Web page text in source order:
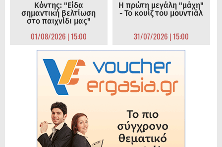
Κόντης: "Είδα
σημαντική βελτίωση
στο παιχνίδι μας"
01/08/2026 | 15:00
Η πρώτη μεγάλη "μάχη"
- Το κουίζ του μουντιάλ
31/07/2026 | 15:00